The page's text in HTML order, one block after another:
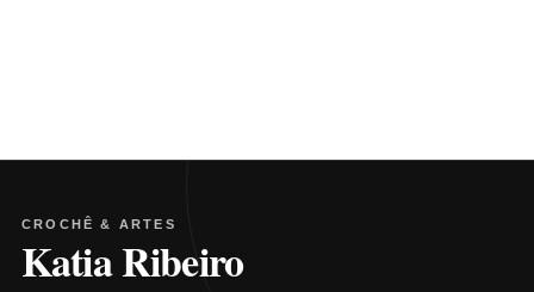
CROCHÊ & ARTES
Katia Ribeiro